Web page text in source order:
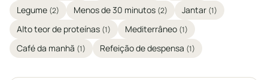
Legume (2) Menos de 30 minutos (2) Jantar (1)
Alto teor de proteínas (1) Mediterrâneo (1)
Café da manhã (1) Refeição de despensa (1)